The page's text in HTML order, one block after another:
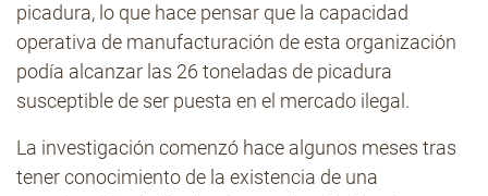
picadura, lo que hace pensar que la capacidad
operativa de manufacturación de esta organización
podía alcanzar las 26 toneladas de picadura
susceptible de ser puesta en el mercado ilegal.
La investigación comenzó hace algunos meses tras
tener conocimiento de la existencia de una